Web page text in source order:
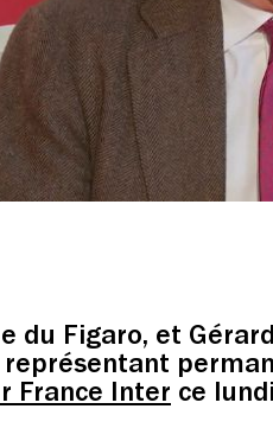
du Figaro, et
France Inter ce